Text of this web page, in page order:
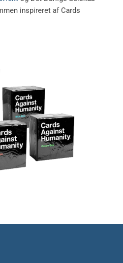
inspireret af Cards